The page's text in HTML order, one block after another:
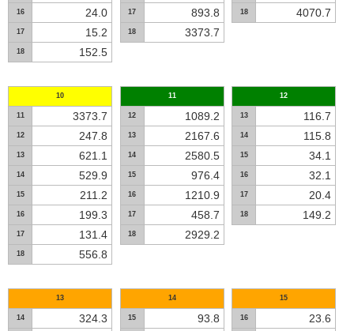
16 24.0
17 15.2
18 152.5
17 893.8
18 3373.7
18 4070.7
10
11 3373.7
12 247.8
13 621.1
14 529.9
15 211.2
16 199.3
17 131.4
18 556.8
11
12 1089.2
13 2167.6
14 2580.5
15 976.4
16 1210.9
17 458.7
18 2929.2
12
13 116.7
14 115.8
15 34.1
16 32.1
17 20.4
18 149.2
13
14 324.3
14
15 93.8
15
16 23.6